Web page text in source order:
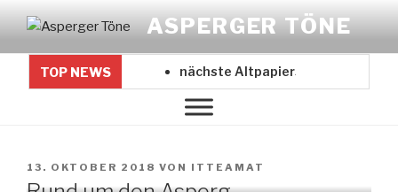
Inhalt
springen
ASPERGER TÖNE
TOP NEWS nächste Altpapiersammlung
VERÖFFENTLICHT
AM
13. OKTOBER 2018 VON ITTEAMAT